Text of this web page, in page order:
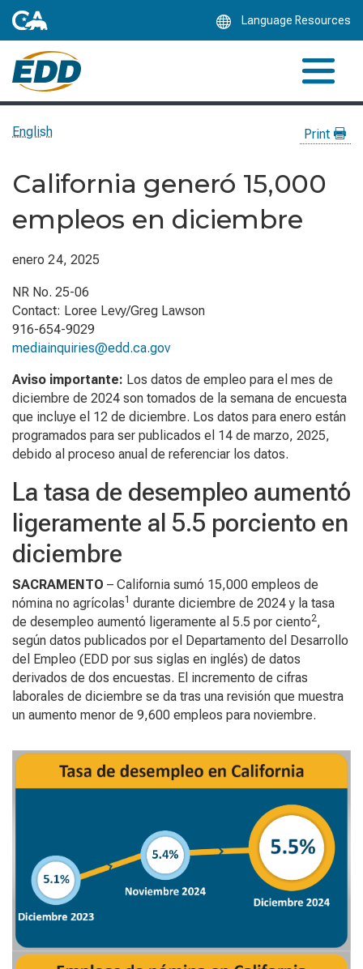
Language Resources
English Print
California generó 15,000
empleos en diciembre
enero 24, 2025
NR No. 25-06
Contact: Loree Levy/Greg Lawson
916-654-9029
mediainquiries@edd.ca.gov
Aviso importante: Los datos de empleo para el mes de
diciembre de 2024 son tomados de la semana de encuesta
que incluye el 12 de diciembre. Los datos para enero están
programados para ser publicados el 14 de marzo, 2025,
debido al proceso anual de referenciar los datos.
La tasa de desempleo aumentó
ligeramente al 5.5 porciento en
diciembre
SACRAMENTO – California sumó 15,000 empleos de
nómina no agrícolas1 durante diciembre de 2024 y la tasa
de desempleo aumentó ligeramente al 5.5 por ciento2,
según datos publicados por el Departamento del Desarrollo
del Empleo (EDD por sus siglas en inglés) de datos
derivados de dos encuestas. El incremento de cifras
laborales de diciembre se da tras una revisión que muestra
un aumento menor de 9,600 empleos para noviembre.